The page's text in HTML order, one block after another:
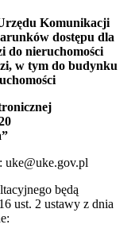
Komunikacji
dostępu dla
do nieruchomości
w tym do budynku
uke@uke.gov.pl
będą
ust. 2 ustawy z dnia